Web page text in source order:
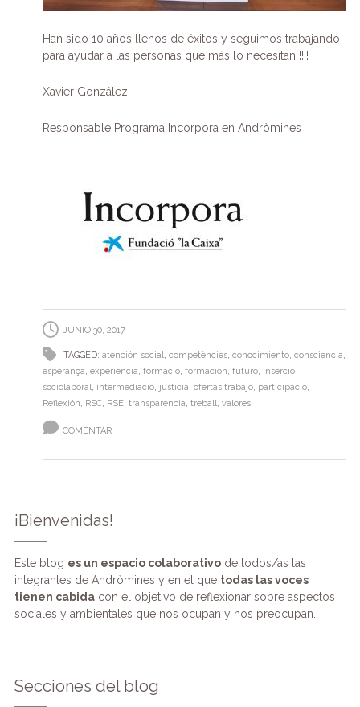
Han sido 10 años llenos de éxitos y seguimos trabajando
para ayudar a las personas que más lo necesitan !!!!
Xavier González
Responsable Programa Incorpora en Andròmines
JUNIO 30, 2017
TAGGED: atención social, competències, conocimiento, consciencia,
esperança, experiència, formació, formación, futuro,
Inserció
sociolaboral, intermediació, justícia, ofertas trabajo, participació,
Reflexión, RSC, RSE, transparencia, treball, valores
COMENTAR
¡Bienvenidas!
Este blog es un espacio colaborativode todos/as las
integrantes de Andròmines y en el que todas las voces
tienen cabidacon el objetivo de reflexionar sobre aspectos
sociales y ambientales que nos ocupan y nos preocupan.
Secciones del blog